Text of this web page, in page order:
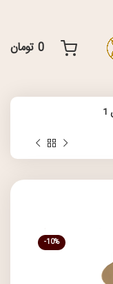
0 تومان
-10%